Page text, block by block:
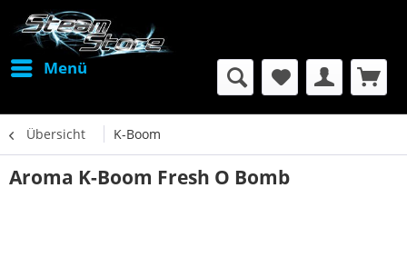
Menü
Übersicht K-Boom
Aroma K-Boom Fresh O Bomb